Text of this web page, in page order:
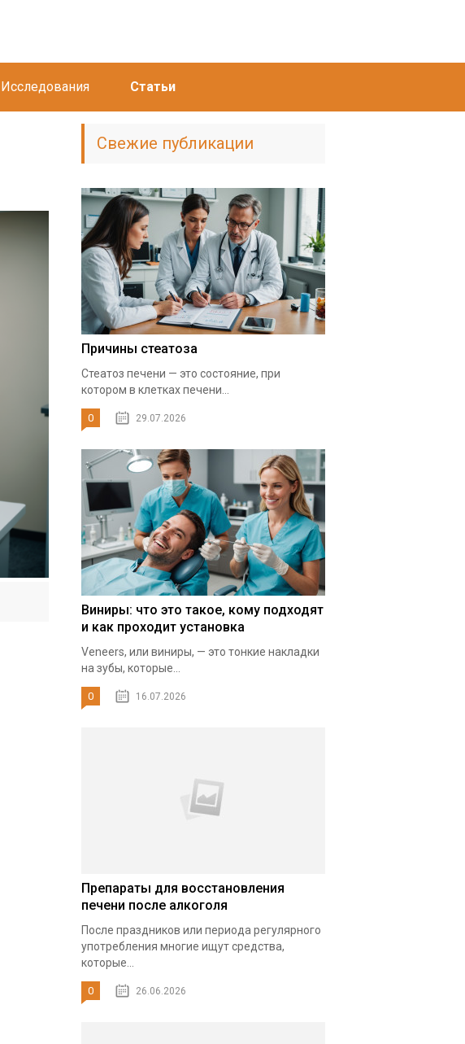
Исследования Статьи
Свежие публикации
Причины стеатоза
Стеатоз печени — это состояние, при
котором в клетках печени...
0 29.07.2026
Виниры: что это такое, кому подходят
и как проходит установка
Veneers, или виниры, — это тонкие накладки
на зубы, которые...
0 16.07.2026
Препараты для восстановления
печени после алкоголя
После праздников или периода регулярного
употребления многие ищут средства,
которые...
0 26.06.2026